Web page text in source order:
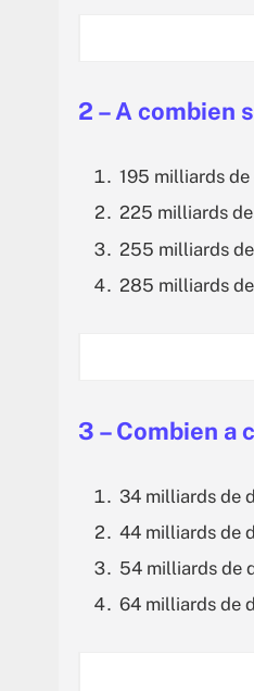
2 – A combien
195 milliards de
225 milliards
255 milliards
285 milliards
3 – Combien a
34 milliards de
44 milliards de
54 milliards de
64 milliards de